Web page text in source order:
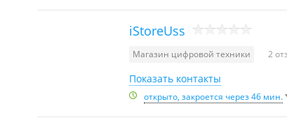
iStoreUss
Магазин цифровой техники 2
Показать контакты
открыто, закроется через 46 мин.